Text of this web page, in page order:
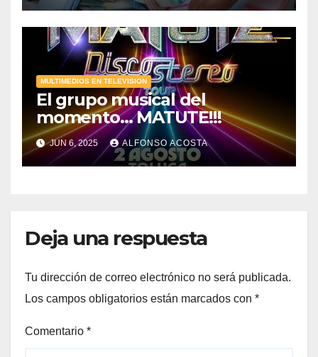
MULTIMEDIOS EN TELEVISION
El grupo musical del
momento… MATUTE!!!
JUN 6, 2025 ALFONSO ACOSTA
Deja una respuesta
Tu dirección de correo electrónico no será publicada.
Los campos obligatorios están marcados con *
Comentario *